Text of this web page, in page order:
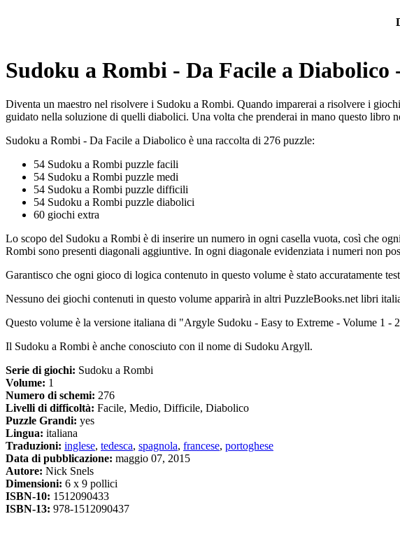
Sudoku a Rombi - Da Facile a Diabolico
Diventa un maestro nel risolvere i Sudoku a Rombi. Quando imparerai a risolvere i
guidato nella soluzione di quelli diabolici. Una volta che prenderai in mano questo libro
Sudoku a Rombi - Da Facile a Diabolico è una raccolta di 276 puzzle:
54 Sudoku a Rombi puzzle facili
54 Sudoku a Rombi puzzle medi
54 Sudoku a Rombi puzzle difficili
54 Sudoku a Rombi puzzle diabolici
60 giochi extra
Lo scopo del Sudoku a Rombi è di inserire un numero in ogni casella vuota, così che
Rombi sono presenti diagonali aggiuntive. In ogni diagonale evidenziata i numeri non
Garantisco che ogni gioco di logica contenuto in questo volume è stato accuratamente
Nessuno dei giochi contenuti in questo volume apparirà in altri PuzzleBooks.net libri
Questo volume è la versione italiana di "Argyle Sudoku - Easy to Extreme - Volume 1 -
Il Sudoku a Rombi è anche conosciuto con il nome di Sudoku Argyll.
Serie di giochi: Sudoku a Rombi
Volume: 1
Numero di schemi: 276
Livelli di difficoltà: Facile, Medio, Difficile, Diabolico
Puzzle Grandi: yes
Lingua: italiana
Traduzioni: inglese, tedesca, spagnola, francese, portoghese
Data di pubblicazione: maggio 07, 2015
Autore: Nick Snels
Dimensioni: 6 x 9 pollici
ISBN-10: 1512090433
ISBN-13: 978-1512090437